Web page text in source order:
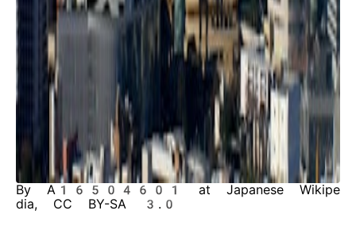
By A16504601 at Japanese Wikipe
dia, CC BY-SA 3.0